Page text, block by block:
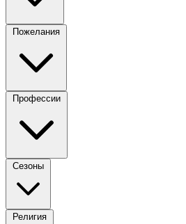
Пожелания
Профессии
Сезоны
Религия